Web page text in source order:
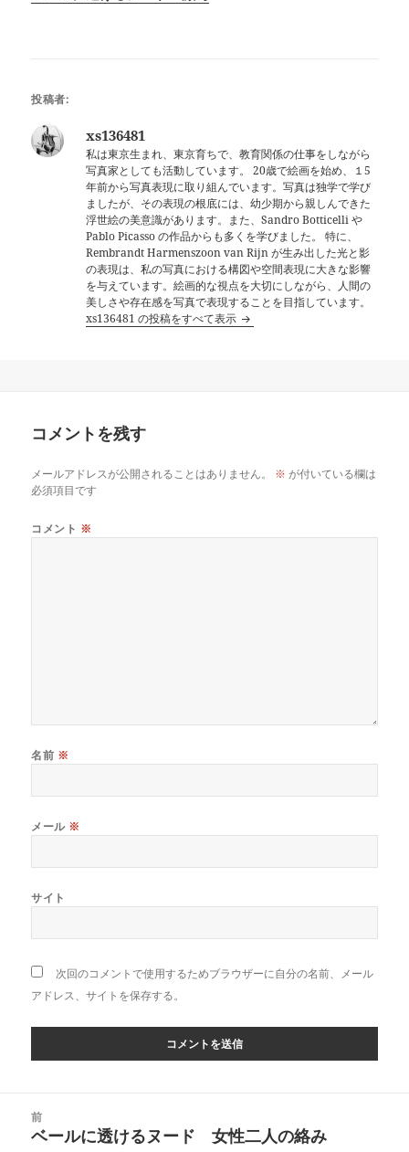
投稿者:
xs136481
私は東京生まれ、東京育ちで、教育関係の仕事をしながら
写真家としても活動しています。 20歳で絵画を始め、１5
年前から写真表現に取り組んでいます。写真は独学で学び
ましたが、その表現の根底には、幼少期から親しんできた
浮世絵の美意識があります。また、Sandro Botticelli や
Pablo Picasso の作品からも多くを学びました。 特に、
Rembrandt Harmenszoon van Rijn が生み出した光と影
の表現は、私の写真における構図や空間表現に大きな影響
を与えています。絵画的な視点を大切にしながら、人間の
美しさや存在感を写真で表現することを目指しています。
xs136481 の投稿をすべて表示
コメントを残す
メールアドレスが公開されることはありません。 ※ が付いている欄は
必須項目です
コメント ※
名前 ※
メール ※
サイト
次回のコメントで使用するためブラウザーに自分の名前、メール
アドレス、サイトを保存する。
前
前
ベールに透けるヌード 女性二人の絡み